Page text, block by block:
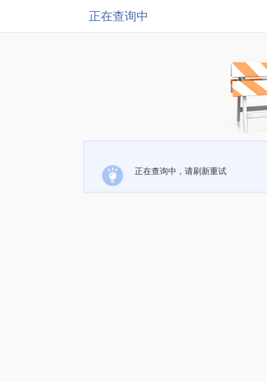
正在查询中
正在查询中，请刷新重试